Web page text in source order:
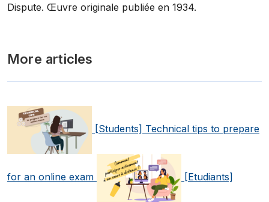
Dispute. Œuvre originale publiée en 1934.
More articles
[Students] Technical tips to prepare
for an online exam [Etudiants]